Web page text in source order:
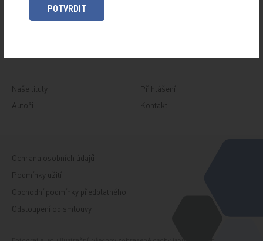
RUBRIKY
SPECIÁLY
Naše tituly
Autoři
Přihlášení
Kontakt
Ochrana osobních údajů
Podmínky užití
Obchodní podmínky předplatného
Odstoupení od smlouvy
POTVRDIT